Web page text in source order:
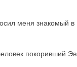
меня знакомый в
покоривший